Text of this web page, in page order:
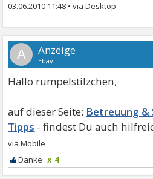
03.06.2010 11:48 •
A
Hallo rumpelstilzchen,
Betreuung &
Tipps
x 4